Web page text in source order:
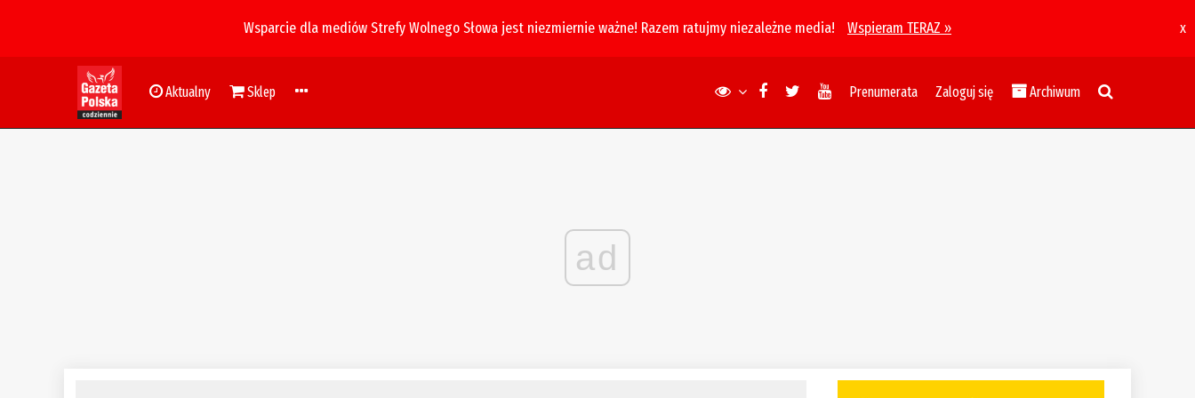
Wsparcie dla mediów Strefy Wolnego Słowa jest niezmiernie ważne! Razem ratujmy niezależne media! Wspieram TERAZ » x
Aktualny Sklep Prenumerata Zaloguj się Archiwum
ad